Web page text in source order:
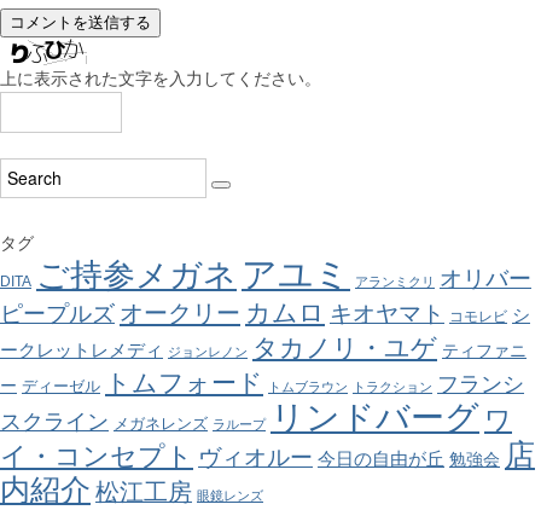
上に表示された文字を入力してください。
タグ
DITA ご持参メガネ アユミ アランミクリ
オリバー
ピープルズ オークリー カムロ キオヤマト コモレビ シ
ークレットレメディ
ジョンレノン タカノリ・ユゲ ティファニ
ー ディーゼル トムフォード トムブラウン トラクション フランシ
スクライン メガネレンズ ラループ リンドバーグ ワ
イ・コンセプト ヴィオルー 今日の自由が丘 勉強会 店
内紹介 松江工房 眼鏡レンズ